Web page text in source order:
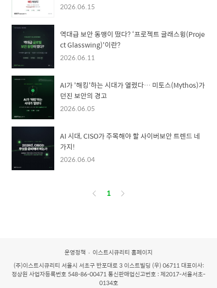
2026.06.15
역대급 보안 동맹이 떴다? ‘프로젝트 글래스윙(Proje
ct Glasswing)'이란?
2026.06.11
AI가 '해킹'하는 시대가 열렸다… 미토스(Mythos)가
던진 보안의 경고
2026.06.05
AI 시대, CISO가 주목해야 할 사이버보안 트렌드 네
가지!
2026.06.04
페
1
운영정책
이스트시큐리티 홈페이지
(주)이스트시큐리티 서울시 서초구 반포대로 3 이스트빌딩 (우) 06711 대표이사:
정상원 사업자등록번호 548-86-00471 통신판매업신고번호 : 제2017-서울서초-
0134호